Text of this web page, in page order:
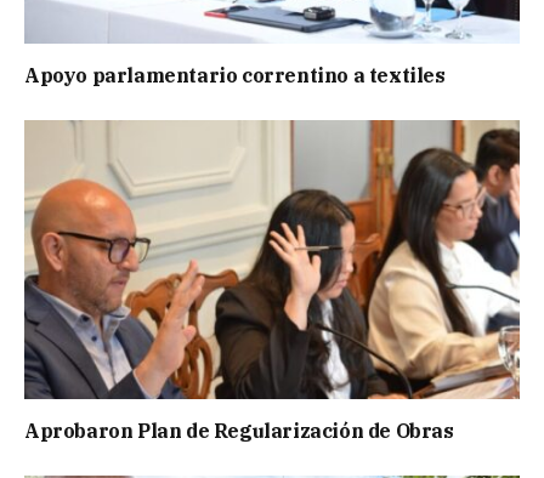
Apoyo parlamentario correntino a textiles
Aprobaron Plan de Regularización de Obras